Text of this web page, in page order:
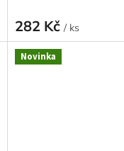
282 Kč/ ks
Novinka